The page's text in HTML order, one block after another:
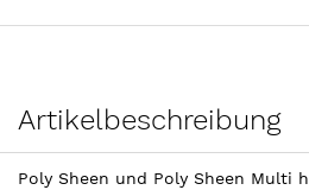
Artikelbeschreibung
Poly Sheen und Poly Sheen Multi